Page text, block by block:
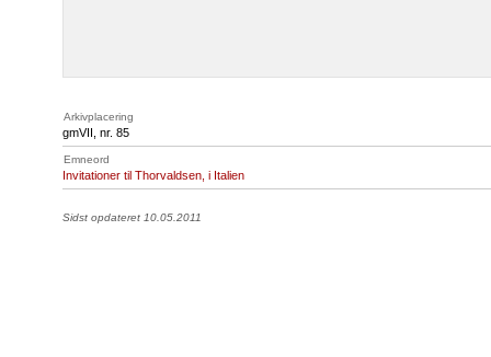
Arkivplacering
gmVII, nr. 85
Emneord
Invitationer til Thorvaldsen, i Italien
Sidst opdateret 10.05.2011